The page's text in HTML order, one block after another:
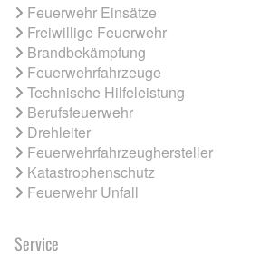
Feuerwehr Einsätze
Freiwillige Feuerwehr
Brandbekämpfung
Feuerwehrfahrzeuge
Technische Hilfeleistung
Berufsfeuerwehr
Drehleiter
Feuerwehrfahrzeughersteller
Katastrophenschutz
Feuerwehr Unfall
Service